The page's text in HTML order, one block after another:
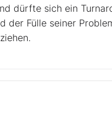
dürfte sich ein
der Fülle seiner